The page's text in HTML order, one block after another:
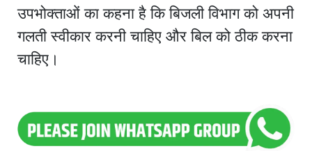
उपभोक्ताओं का कहना है कि बिजली विभाग को अपनी
गलती स्वीकार करनी चाहिए और बिल को ठीक करना
चाहिए।